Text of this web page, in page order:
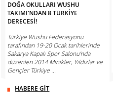
DOĞA OKULLARI WUSHU
TAKIMI'NDAN 8 TÜRKİYE
DERECESİ!
Türkiye Wushu Federasyonu
tarafından 19-20 Ocak tarihlerinde
Sakarya Kapalı Spor Salonu'nda
düzenlen 2014 Minikler, Yıldızlar ve
Gençler Türkiye ...
HABERE GİT